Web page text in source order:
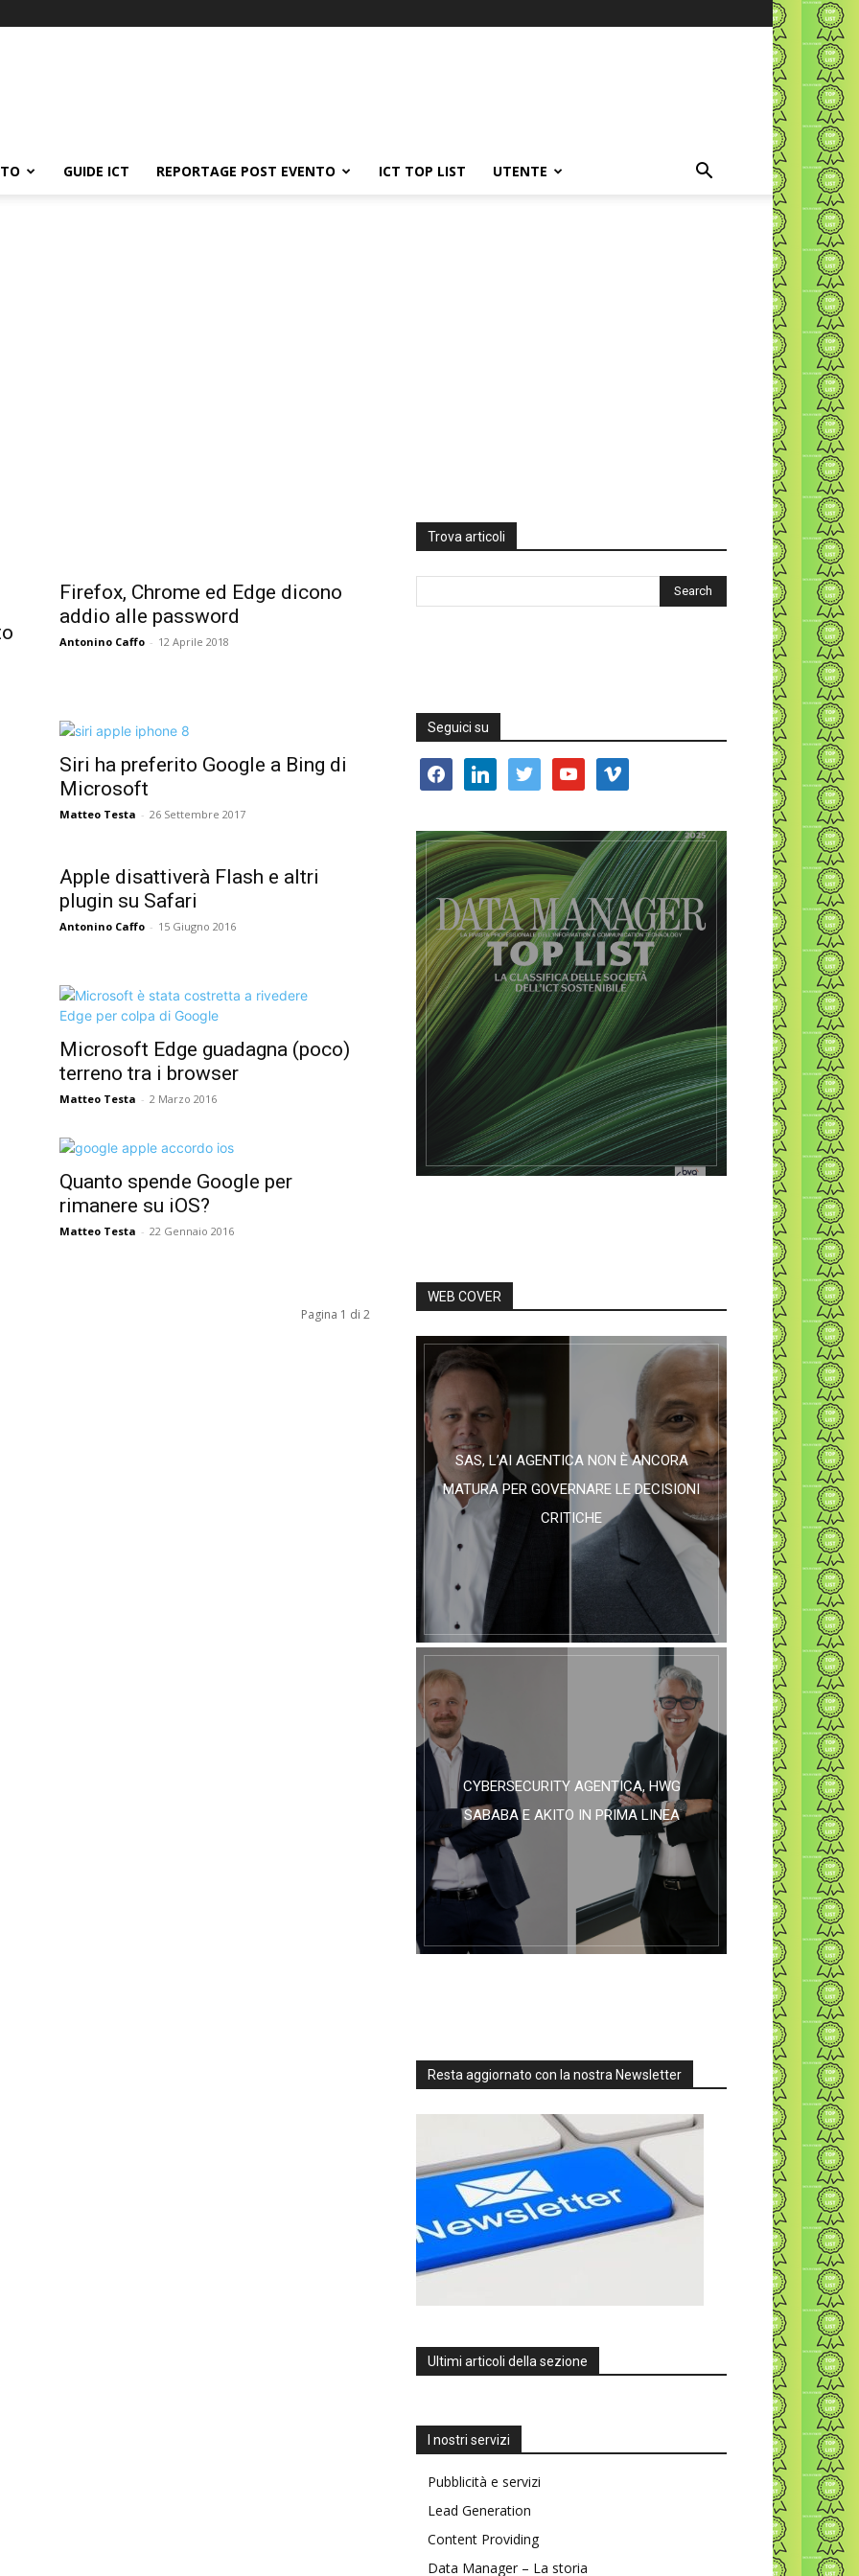
GUIDE ICT REPORTAGE POST EVENTO ICT TOP LIST UTENTE
Firefox, Chrome ed Edge dicono
addio alle password
Antonino Caffo - 12 Aprile 2018
Siri ha preferito Google a Bing di
Microsoft
Matteo Testa - 26 Settembre 2017
Apple disattiverà Flash e altri
plugin su Safari
Antonino Caffo - 15 Giugno 2016
Microsoft Edge guadagna (poco)
terreno tra i browser
Matteo Testa - 2 Marzo 2016
Quanto spende Google per
rimanere su iOS?
Matteo Testa - 22 Gennaio 2016
Pagina 1 di 2
Trova articoli
Seguici su
facebooklinkedin twitter youtube vimeo
WEB COVER
SAS, L’AI AGENTICA NON È ANCORA
MATURA PER GOVERNARE LE DECISIONI
CRITICHE
CYBERSECURITY AGENTICA, HWG
SABABA E AKITO IN PRIMA LINEA
Resta aggiornato con la nostra Newsletter
Ultimi articoli della sezione
I nostri servizi
Pubblicità e servizi
Lead Generation
Content Providing
Data Manager – La storia